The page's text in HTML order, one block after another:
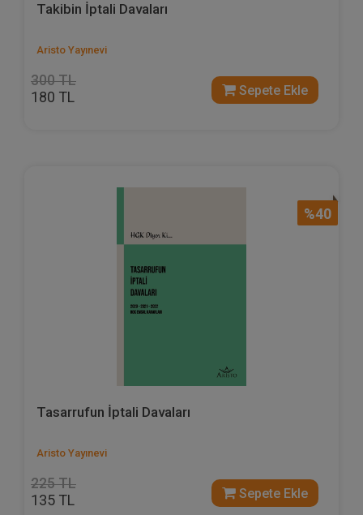
Takibin İptali Davaları
Aristo Yayınevi
300 TL
180 TL Sepete Ekle
%40
Tasarrufun İptali Davaları
Aristo Yayınevi
225 TL
135 TL Sepete Ekle